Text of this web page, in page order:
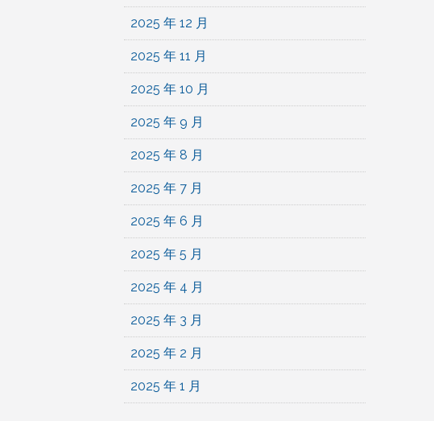
2025 年 12 月
2025 年 11 月
2025 年 10 月
2025 年 9 月
2025 年 8 月
2025 年 7 月
2025 年 6 月
2025 年 5 月
2025 年 4 月
2025 年 3 月
2025 年 2 月
2025 年 1 月